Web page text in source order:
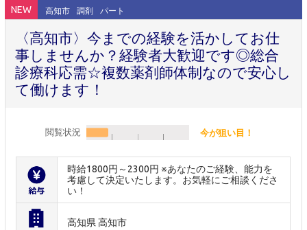
NEW 高知市 調剤 パート
〈高知市〉今までの経験を活かしてお仕
事しませんか？経験者大歓迎です◎総合
診療科応需☆複数薬剤師体制なので安心し
て働けます！
閲覧状況 今が狙い目！
時給1800円～2300円 ※あなたのご経験、能力を
考慮して決定いたします。お気軽にご相談くださ
い！
高知県 高知市